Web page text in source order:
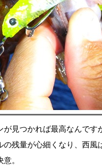
見つかれば最高なんです
の残量が心細くなり、西
。